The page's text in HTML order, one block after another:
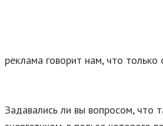
реклама говорит нам, что
Задавались ли вы вопросом, что